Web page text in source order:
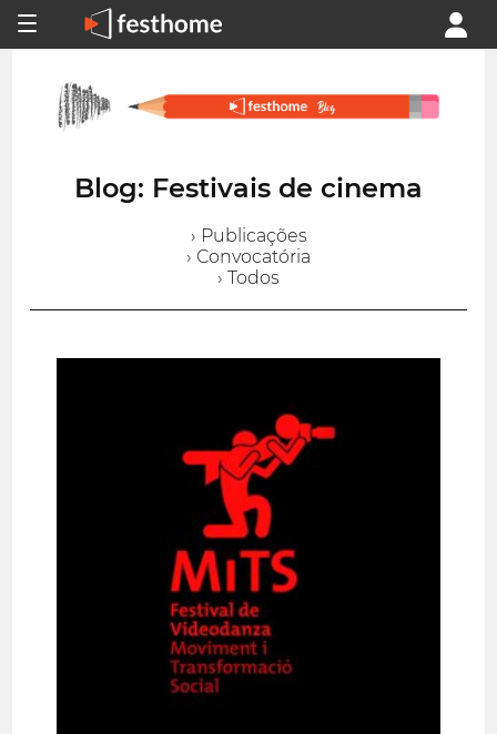
Blog: Festivais de cinema
› Publicações
› Convocatória
› Todos